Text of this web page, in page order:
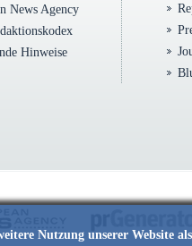
Nutzung unserer Website
News Agency
Hinweise